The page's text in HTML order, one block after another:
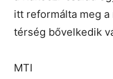
itt reformálta meg a
térség bővelkedik
MTI